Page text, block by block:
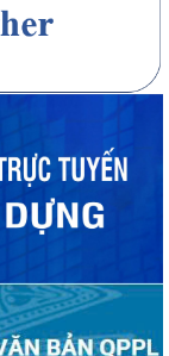
lĩnh vực vận tải
đủ điều kiện đưa
mới phường Thủy